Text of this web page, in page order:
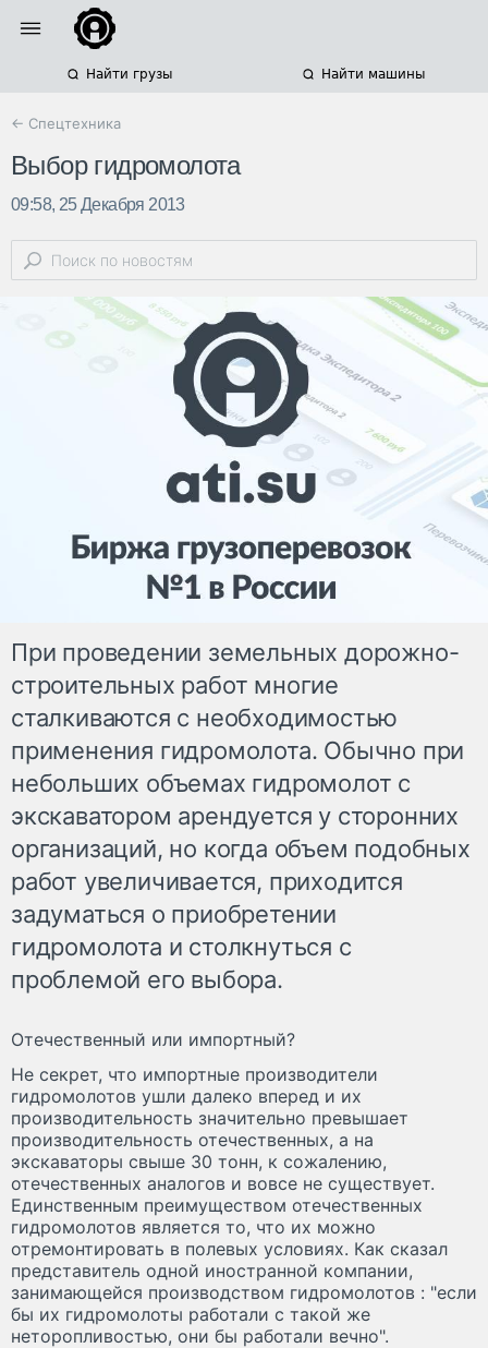
Найти грузы Найти машины
← Спецтехника
Выбор гидромолота
09:58, 25 Декабря 2013
При проведении земельных дорожно-
строительных работ многие
сталкиваются с необходимостью
применения гидромолота. Обычно при
небольших объемах гидромолот с
экскаватором арендуется у сторонних
организаций, но когда объем подобных
работ увеличивается, приходится
задуматься о приобретении
гидромолота и столкнуться с
проблемой его выбора.
Отечественный или импортный?
Не секрет, что импортные производители
гидромолотов ушли далеко вперед и их
производительность значительно превышает
производительность отечественных, а на
экскаваторы свыше 30 тонн, к сожалению,
отечественных аналогов и вовсе не существует.
Единственным преимуществом отечественных
гидромолотов является то, что их можно
отремонтировать в полевых условиях. Как сказал
представитель одной иностранной компании,
занимающейся производством гидромолотов : "если
бы их гидромолоты работали с такой же
неторопливостью, они бы работали вечно".